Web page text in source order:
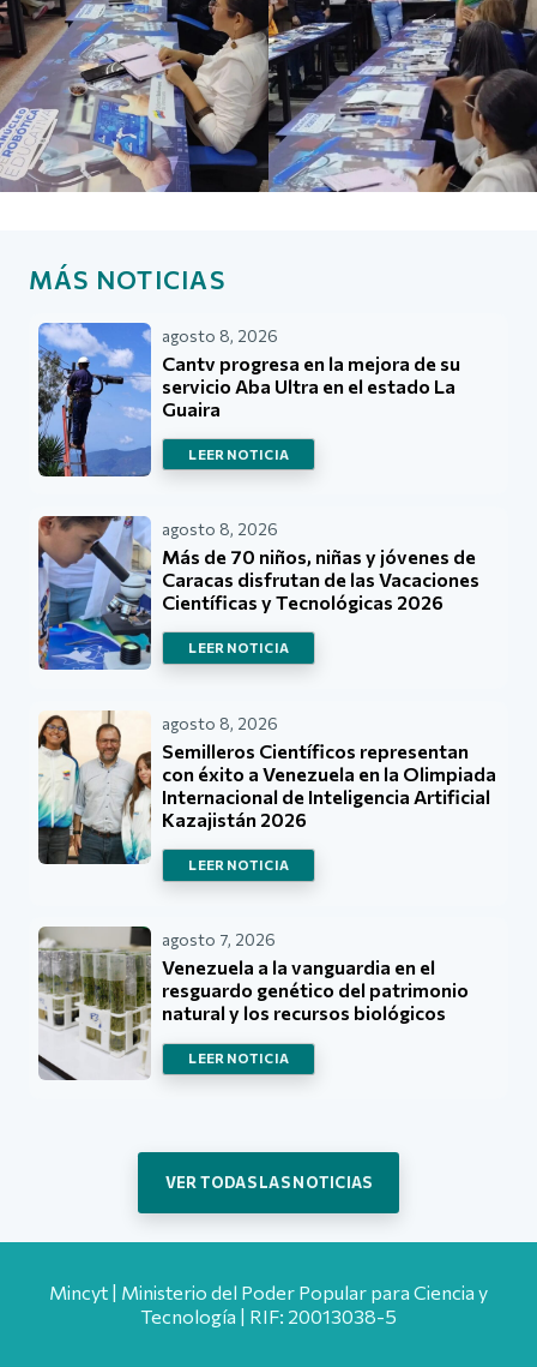
MÁS NOTICIAS
agosto 8, 2026
Cantv progresa en la mejora de su
servicio Aba Ultra en el estado La
Guaira
LEER NOTICIA
agosto 8, 2026
Más de 70 niños, niñas y jóvenes de
Caracas disfrutan de las Vacaciones
Científicas y Tecnológicas 2026
LEER NOTICIA
agosto 8, 2026
Semilleros Científicos representan
con éxito a Venezuela en la Olimpiada
Internacional de Inteligencia Artificial
Kazajistán 2026
LEER NOTICIA
agosto 7, 2026
Venezuela a la vanguardia en el
resguardo genético del patrimonio
natural y los recursos biológicos
LEER NOTICIA
VER TODAS LAS NOTICIAS
Mincyt | Ministerio del Poder Popular para Ciencia y
Tecnología | RIF: 20013038-5